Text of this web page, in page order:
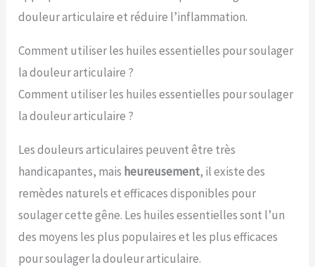
douleur articulaire et réduire l’inflammation.
Comment utiliser les huiles essentielles pour soulager
la douleur articulaire ?
Comment utiliser les huiles essentielles pour soulager
la douleur articulaire ?
Les douleurs articulaires peuvent être très
handicapantes, mais heureusement, il existe des
remèdes naturels et efficaces disponibles pour
soulager cette gêne. Les huiles essentielles sont l’un
des moyens les plus populaires et les plus efficaces
pour soulager la douleur articulaire.